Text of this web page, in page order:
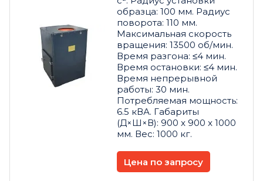
образца: 100 мм. Радиус
поворота: 110 мм.
Максимальная скорость
вращения: 13500 об/мин.
Время разгона: ≤4 мин.
Время остановки: ≤4 мин.
Время непрерывной
работы: 30 мин.
Потребляемая мощность:
6.5 кВА. Габариты
(Д×Ш×В): 900 x 900 x 1000
мм. Вес: 1000 кг.
Цена по запросу